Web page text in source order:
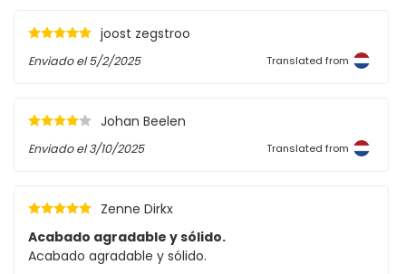
joost zegstroo
Enviado el5/2/2025 Translated from
Johan Beelen
Enviado el3/10/2025 Translated from
Zenne Dirkx
Acabado agradable y sólido.
Acabado agradable y sólido.